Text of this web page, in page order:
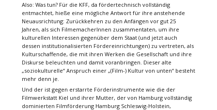
Also: Was tun? Für die KFF, da fördertechnisch vollständig
entmachtet, hieße eine mögliche Antwort für ihre anstehende
Neuausrichtung: Zurückkehren zu den Anfängen vor gut 25
Jahren, als sich FilmemacherInnen zusammentaten, um ihre
kulturellen Interessen gegenüber dem Staat (und jetzt auch
dessen institutionalisierten Fördereinrichtungen) zu vertreten, als
Kulturschaffende, die mit ihren Werken die Gesellschaft und ihre
Diskurse beleuchten und damit voranbringen. Dieser alte
„soziokulturelle“ Anspruch einer „(Film-) Kultur von unten“ besteht
mehr denn je.
Und der ist gegen erstarrte Förderinstrumente wie die der
Filmwerkstatt Kiel und ihrer Mutter, der von Hamburg vollständig
dominierten Filmförderung Hamburg Schleswig-Holstein,